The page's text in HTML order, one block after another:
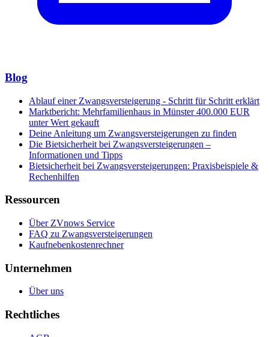
Blog
Ablauf einer Zwangsversteigerung - Schritt für Schritt erklärt
Marktbericht: Mehrfamilienhaus in Münster 400.000 EUR
unter Wert gekauft
Deine Anleitung um Zwangsversteigerungen zu finden
Die Bietsicherheit bei Zwangsversteigerungen –
Informationen und Tipps
Bietsicherheit bei Zwangsversteigerungen: Praxisbeispiele &
Rechenhilfen
Ressourcen
Über ZVnows Service
FAQ zu Zwangsversteigerungen
Kaufnebenkostenrechner
Unternehmen
Über uns
Rechtliches